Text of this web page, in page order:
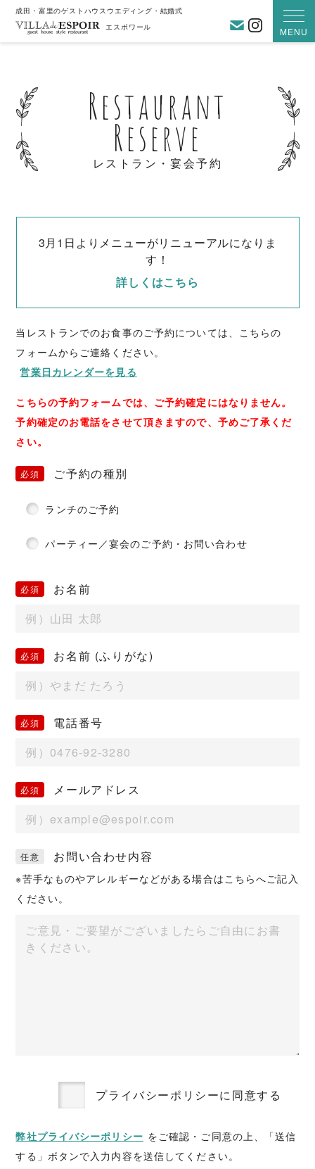
成田・富里のゲストハウスウエディング・結婚式
エスポワール
MENU
お問い合わ
Restaurant
Reserve
レストラン・宴会予約
3月1日よりメニューがリニューアルになりま
す！
詳しくはこちら
当レストランでのお食事のご予約については、こちらの
フォームからご連絡ください。
営業日カレンダーを見る
こちらの予約フォームでは、ご予約確定にはなりません。
予約確定のお電話をさせて頂きますので、予めご了承くだ
さい。
ご予約の種別
ランチのご予約
パーティー／宴会のご予約・お問い合わせ
お名前
お名前 (ふりがな)
電話番号
メールアドレス
お問い合わせ内容
※苦手なものやアレルギーなどがある場合はこちらへご記入
ください。
プライバシーポリシーに同意する
弊社プライバシーポリシー をご確認・ご同意の上、「送信
する」ボタンで入力内容を送信してください。